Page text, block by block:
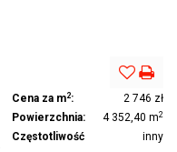
Cena za m2:
2 746 zł
Powierzchnia:
4 352,40 m2
Częstotliwość inny